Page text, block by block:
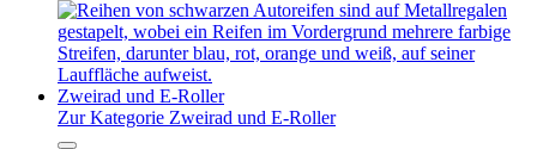
Zweirad und E-Roller
Zur Kategorie Zweirad und E-Roller